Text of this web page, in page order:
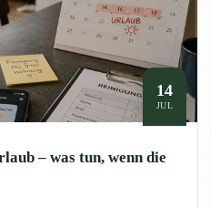
14
JUL
– was tun, wenn die